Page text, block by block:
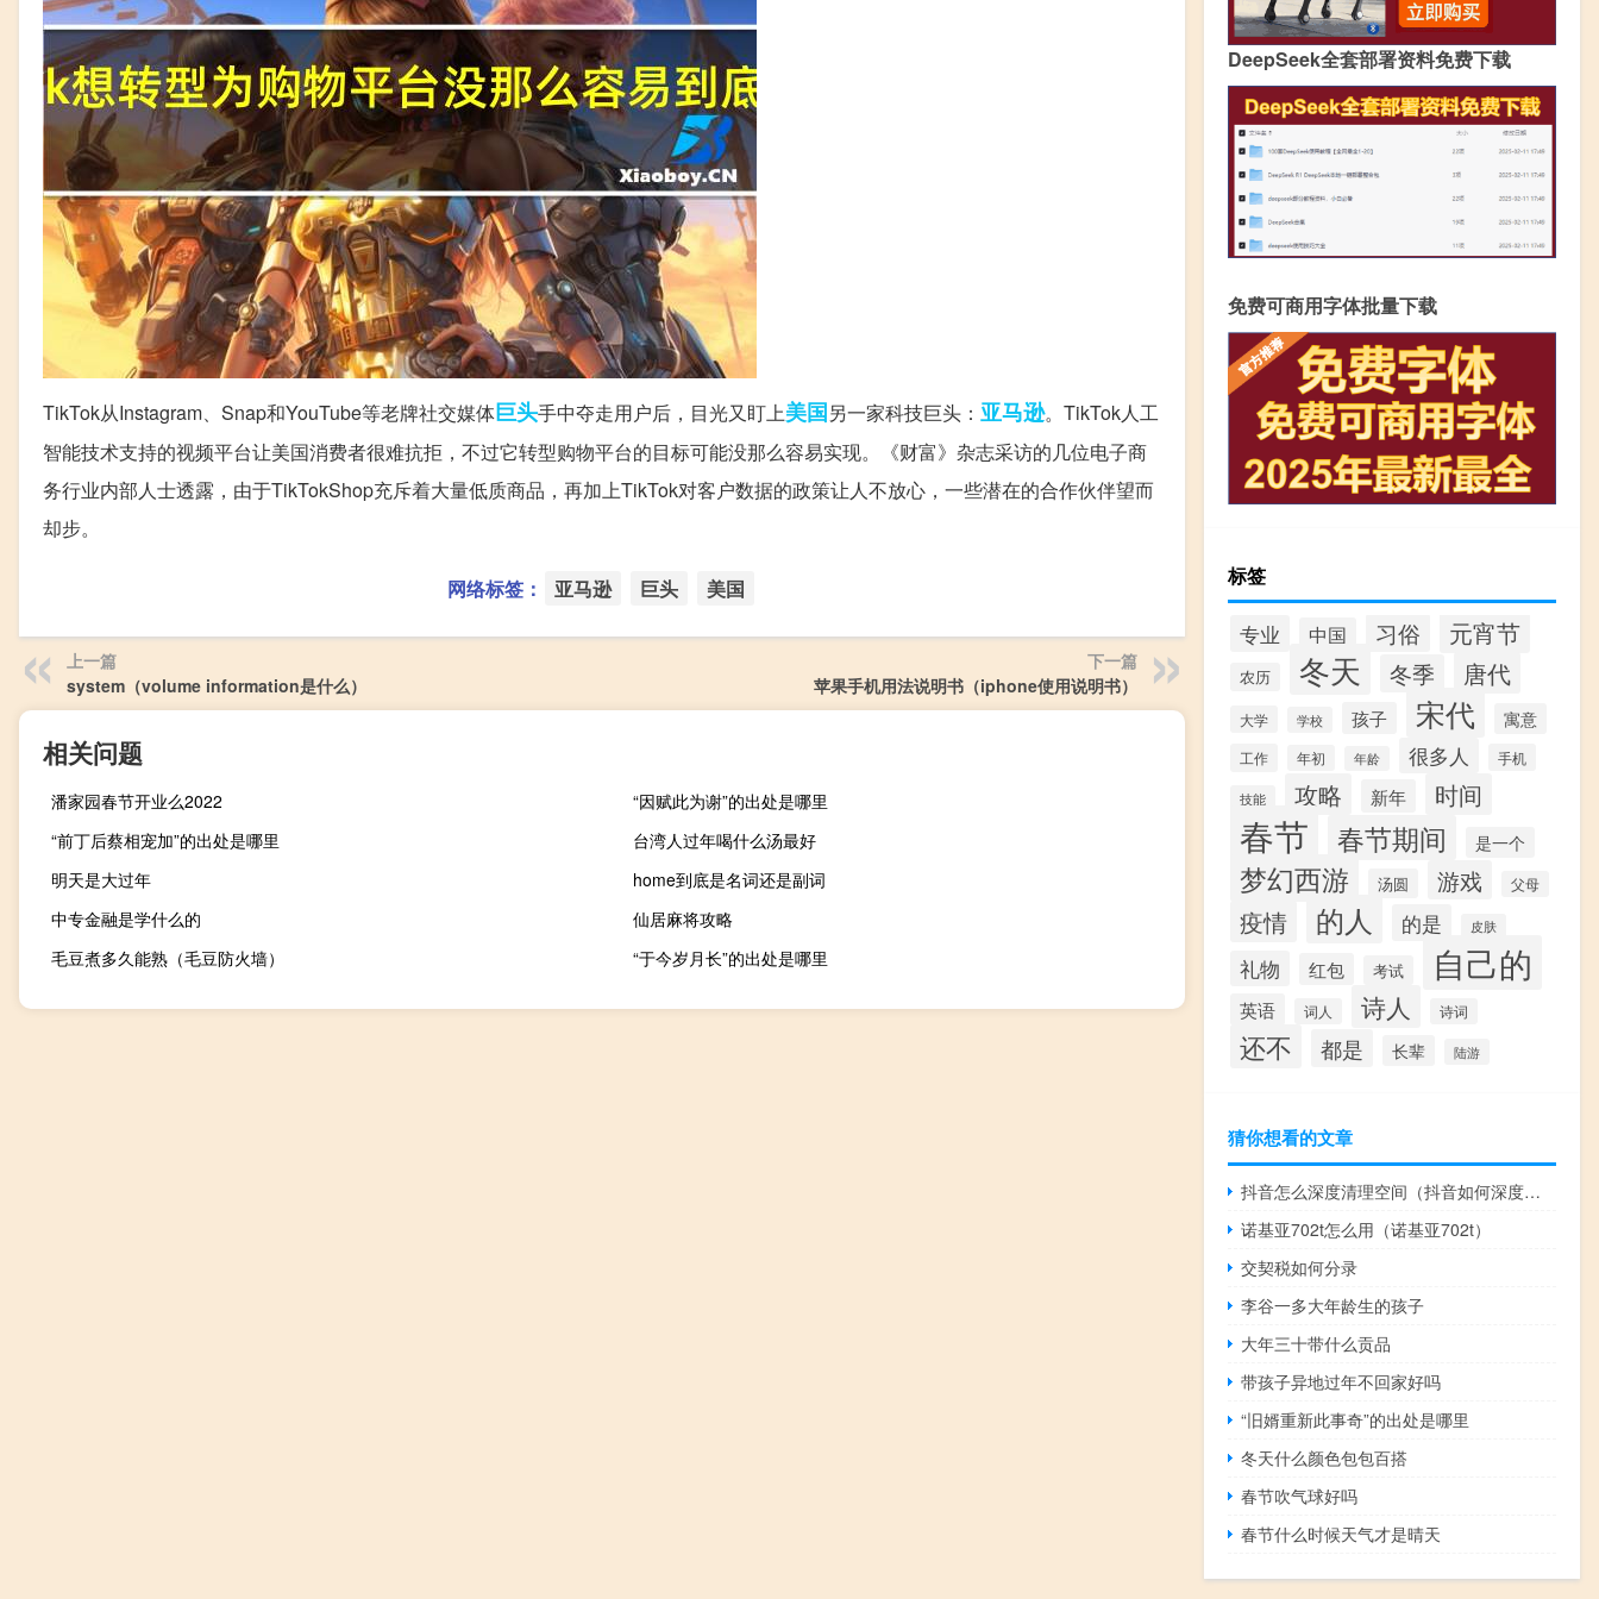
TikTok从Instagram、Snap和YouTube等老牌社交媒体巨头手中夺走用户后，目光又盯上美国另一家科技巨头： 亚马逊。TikTok人工
智能技术支持的视频平台让美国消费者很难抗拒，不过它转型购物平台的目标可能没那么容易实现。《财富》杂志采访的几位电子商
务行业内部人士透露，由于TikTokShop充斥着大量低质商品，再加上TikTok对客户数据的政策让人不放心，一些潜在的合作伙伴望而
却步。
网络标签： 亚马逊 巨头 美国
上一篇
system（volume information是什么）
下一篇
苹果手机用法说明书（iphone使用说明书）
相关问题
潘家园春节开业么2022
“因赋此为谢”的出处是哪里
“前丁后蔡相宠加”的出处是哪里
台湾人过年喝什么汤最好
明天是大过年
home到底是名词还是副词
中专金融是学什么的
仙居麻将攻略
毛豆煮多久能熟（毛豆防火墙）
“于今岁月长”的出处是哪里
DeepSeek全套部署资料免费下载
免费可商用字体批量下载
标签
专业 中国 习俗 元宵节
农历 冬天 冬季 唐代
大学 学校 孩子 宋代 寓意
工作 年初 年龄 很多人 手机
技能 攻略 新年 时间
春节 春节期间 是一个
梦幻西游 汤圆 游戏 父母
疫情 的人 的是 皮肤
礼物 红包 考试 自己的
英语 词人 诗人 诗词
还不 都是 长辈 陆游
猜你想看的文章
抖音怎么深度清理空间（抖音如何深度清理）
诺基亚702t怎么用（诺基亚702t）
交契税如何分录
李谷一多大年龄生的孩子
大年三十带什么贡品
带孩子异地过年不回家好吗
“旧婿重新此事奇”的出处是哪里
冬天什么颜色包包百搭
春节吹气球好吗
春节什么时候天气才是晴天